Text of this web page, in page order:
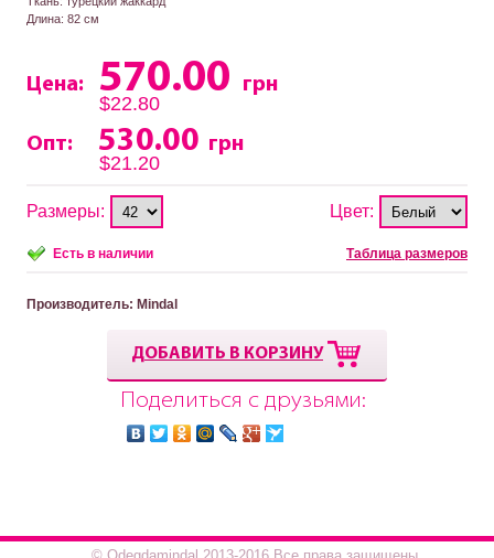
Длина: 82 см
Цена: 570.00
грн
$22.80
Опт:
530.00 грн
$21.20
Размеры: Цвет:
Есть в наличии Таблица размеров
Производитель: Mindal
ДОБАВИТЬ В КОРЗИНУ
Поделиться с друзьями: